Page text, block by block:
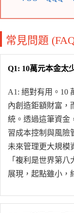
常見問題
Q1: 10萬元本金太
A1: 絕對有用。10
內創造鉅額財富，
統。透過這筆資金
習成本控制與風險
未來管理更大規模
「複利是世界第
展現，起點雖小，